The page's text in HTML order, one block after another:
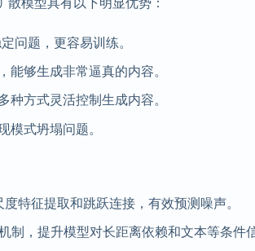
问题，更容易训练。
能够生成非常逼真的内容。
种方式灵活控制生成内容。
模式坍塌问题。
特征提取和跳跃连接，有效预测噪声。
，提升模型对长距离依赖和文本等条件